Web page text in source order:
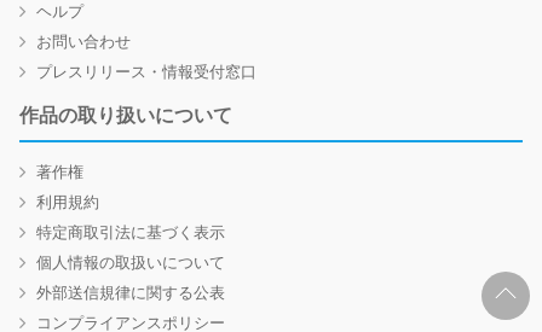
ヘルプ
お問い合わせ
プレスリリース・情報受付窓口
作品の取り扱いについて
著作権
利用規約
特定商取引法に基づく表示
個人情報の取扱いについて
外部送信規律に関する公表
コンプライアンスポリシー